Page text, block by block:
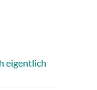
eigentlich